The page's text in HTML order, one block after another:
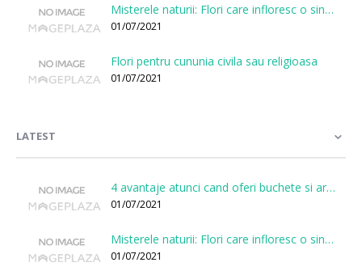
Misterele naturii: Flori care infloresc o singura data la cateva sute de ani
01/07/2021
Flori pentru cununia civila sau religioasa
01/07/2021
LATEST
4 avantaje atunci cand oferi buchete si aranjamente printr-o florarie online
01/07/2021
Misterele naturii: Flori care infloresc o singura data la cateva sute de ani
01/07/2021